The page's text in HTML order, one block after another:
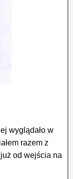
wyglądało w
razem z
od wejścia na